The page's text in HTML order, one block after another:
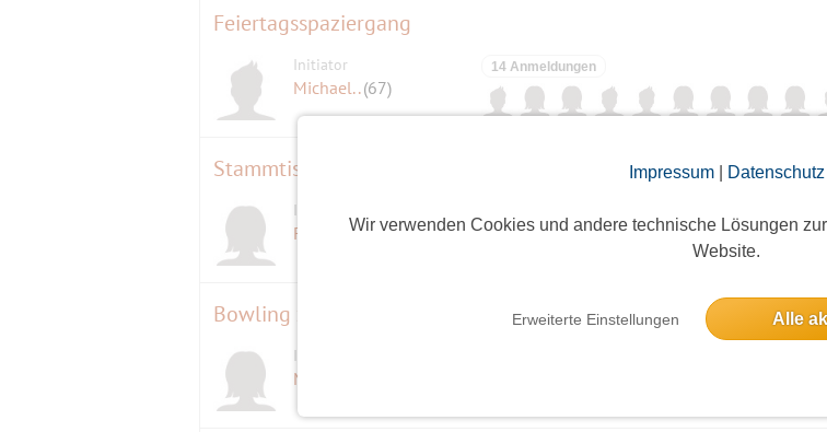
Impressum| Datenschutz
Wir verwenden Cookies und andere technische Lösungen
Website.
Erweiterte Einstellungen Alle
Feiertagsspaziergang
Initiator
Michael..(67)
14 Anmeldungen
Stammtisch zum Internationalen Frauentag
Initiatorin
Fischlein(73)
Bowling zum Frauentag.
Initiatorin
Mona